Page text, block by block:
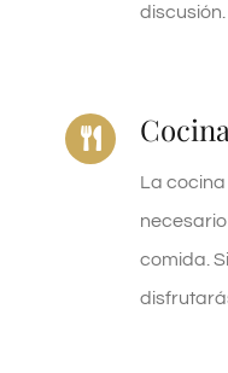
discusión.
La
comida.